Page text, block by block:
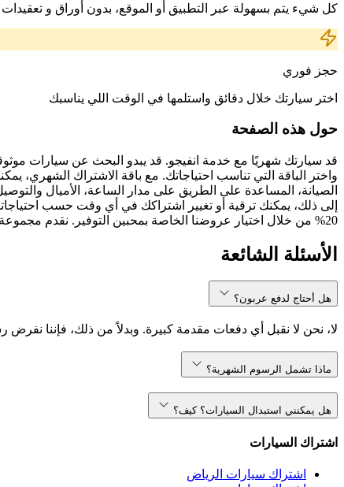
كل شيء يتم بسهولة عبر التطبيق أو الموقع، بدون أوراق و تعقيدات
حجز فوري
اختر سيارتك خلال دقائق واستلمها في الوقت اللي يناسبك
حول هذه الصفحة
قد سيارتك شهريًا مع خدمة انفيجو. قد يبدو البحث عن سيارات
واختر الباقة التي تناسب احتياجاتك. مع باقة الاشتراك الشهري،
الصيانة، المساعدة على الطريق على مدار الساعة، الأميال
إلى ذلك، يمكنك ترقية أو تغيير اشتراكك في أي وقت حسب
20% من خلال اختيار عروضنا الخاصة بمحبين التوفير. نقدم مجموعة واسعة من نماذج السيارات، بما في ذلك ، ، والمزيد. سواء كنت تبحث عن سيارة مدمجة أو SUV مناسبة للعائلة، انفيجو تلبي احتياجاتك.
الأسئلة الشائعة
هل أحتاج لدفع عربون؟
لا، نحن لا نقبل أي دفعات مقدمة كبيرة. وبدلاً من ذلك، فإننا
ماذا تشمل الرسوم الشهرية؟
هل يمكنني استبدال السيارات؟ كيف؟
اشتراك السيارات
اشتراك سيارات الرياض